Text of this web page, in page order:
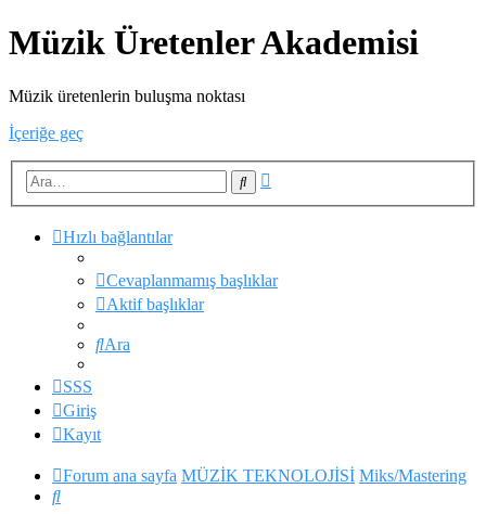
Müzik Üretenler Akademisi
Müzik üretenlerin buluşma noktası
İçeriğe geç
Ara
Hızlı bağlantılar
Cevaplanmamış başlıklar
Aktif başlıklar
Ara
SSS
Giriş
Kayıt
Forum ana sayfa MÜZİK TEKNOLOJİSİ Miks/Mastering
Ara